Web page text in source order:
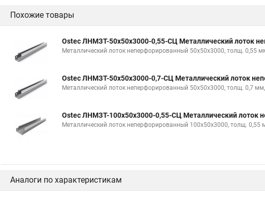
Похожие товары
Ostec ЛНМЗТ-50х50х3000-0,55-СЦ Металлический лоток
Металлический лоток неперфорированный 50х50х3000, толщ. 0,55
Ostec ЛНМЗТ-50х50х3000-0,7-СЦ Металлический лоток
Металлический лоток неперфорированный 50х50х3000, толщ. 0,7
Ostec ЛНМЗТ-100х50х3000-0,55-СЦ Металлический лоток
Металлический лоток неперфорированный 100х50х3000, толщ. 0,55
Аналоги по характеристикам